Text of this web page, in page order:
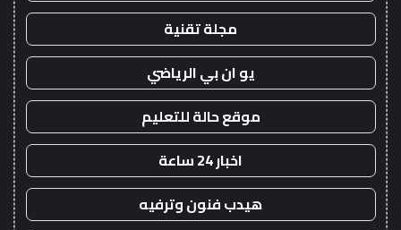
مجلة تقنية
يو ان بي الرياضي
موقع حالة للتعليم
اخبار 24 ساعة
هيدب فنون وترفيه